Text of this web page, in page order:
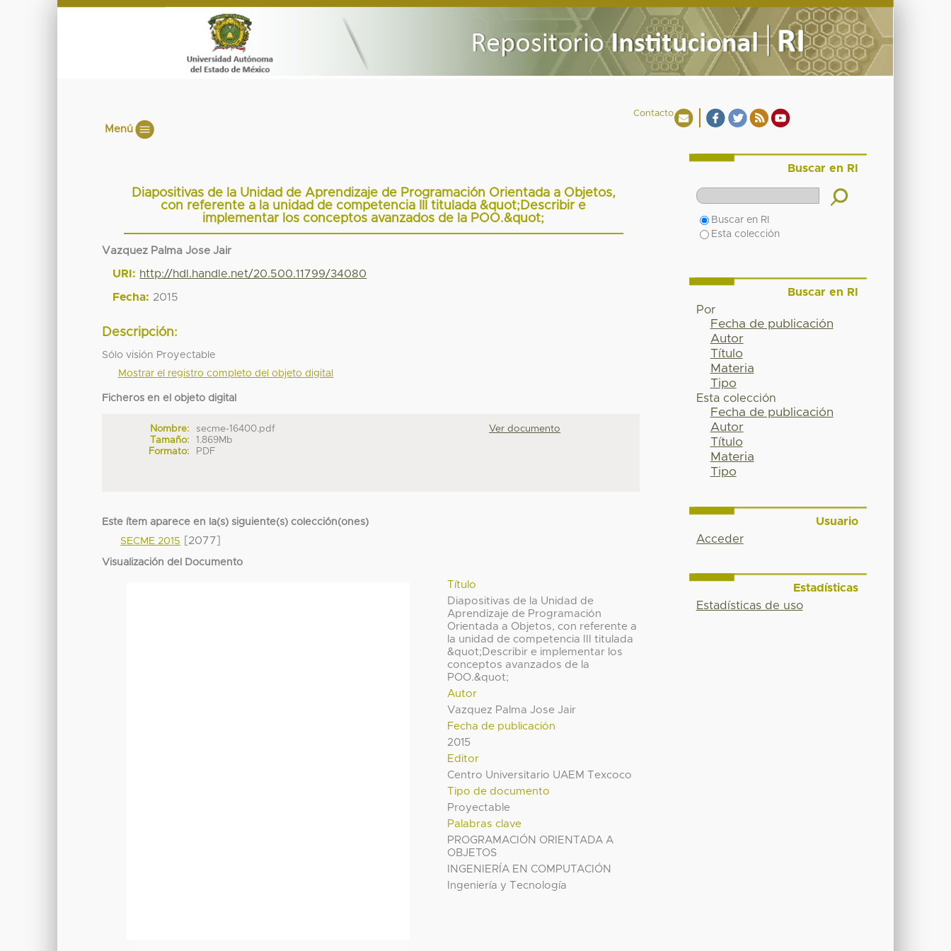
Contacto
Menú
Diapositivas de la Unidad de Aprendizaje de Programación Orientada a Objetos,
con referente a la unidad de competencia III titulada &quot;Describir e
implementar los conceptos avanzados de la POO.&quot;
Vazquez Palma Jose Jair
URI: http://hdl.handle.net/20.500.11799/34080
Fecha: 2015
Descripción:
Sólo visión Proyectable
Mostrar el registro completo del objeto digital
Ficheros en el objeto digital
Nombre:
secme-16400.pdf
Tamaño:
1.869Mb
Formato:
PDF
Ver documento
Este ítem aparece en la(s) siguiente(s) colección(ones)
SECME 2015
[2077]
Visualización del Documento
Título
Diapositivas de la Unidad de
Aprendizaje de Programación
Orientada a Objetos, con referente a
la unidad de competencia III titulada
&quot;Describir e implementar los
conceptos avanzados de la
POO.&quot;
Autor
Vazquez Palma Jose Jair
Fecha de publicación
2015
Editor
Centro Universitario UAEM Texcoco
Tipo de documento
Proyectable
Palabras clave
PROGRAMACIÓN ORIENTADA A
OBJETOS
INGENIERÍA EN COMPUTACIÓN
Ingeniería y Tecnología
Buscar en RI
Buscar en RI
Esta colección
Buscar en RI
Por
Fecha de publicación
Autor
Título
Materia
Tipo
Esta colección
Fecha de publicación
Autor
Título
Materia
Tipo
Usuario
Acceder
Estadísticas
Estadísticas de uso